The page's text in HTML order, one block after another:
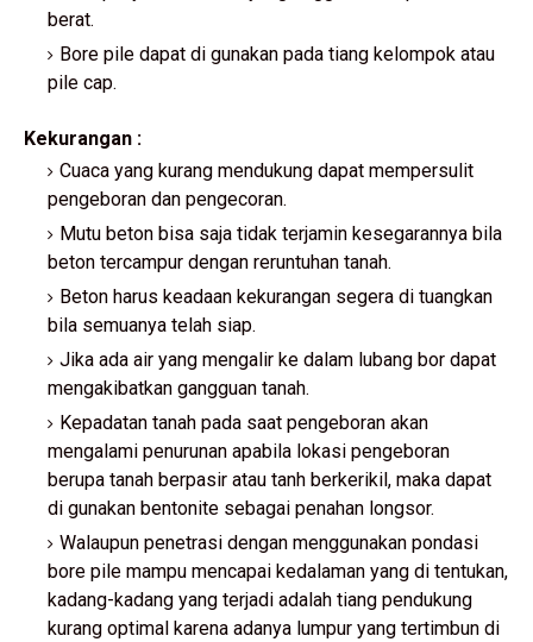
berat.
Bore pile dapat di gunakan pada tiang kelompok atau
pile cap.
Kekurangan :
Cuaca yang kurang mendukung dapat mempersulit
pengeboran dan pengecoran.
Mutu beton bisa saja tidak terjamin kesegarannya bila
beton tercampur dengan reruntuhan tanah.
Beton harus keadaan kekurangan segera di tuangkan
bila semuanya telah siap.
Jika ada air yang mengalir ke dalam lubang bor dapat
mengakibatkan gangguan tanah.
Kepadatan tanah pada saat pengeboran akan
mengalami penurunan apabila lokasi pengeboran
berupa tanah berpasir atau tanh berkerikil, maka dapat
di gunakan bentonite sebagai penahan longsor.
Walaupun penetrasi dengan menggunakan pondasi
bore pile mampu mencapai kedalaman yang di tentukan,
kadang-kadang yang terjadi adalah tiang pendukung
kurang optimal karena adanya lumpur yang tertimbun di